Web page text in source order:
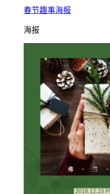
春节趣事海报
海报